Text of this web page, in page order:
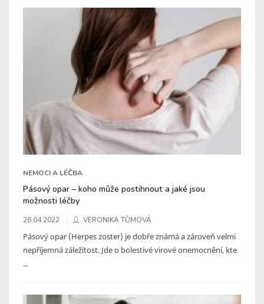
NEMOCI A LÉČBA
Pásový opar – koho může postihnout a jaké jsou
možnosti léčby
26.04.2022 VERONIKA TŮMOVÁ
Pásový opar (Herpes zoster) je dobře známá a zároveň velmi
nepříjemná záležitost. Jde o bolestivé virové onemocnění, kte
...